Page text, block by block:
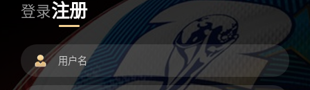
登录注册